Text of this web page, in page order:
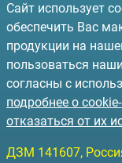
Сайт использует
обеспечить Вас
продукции на
пользоваться
согласны с
подробнее о
отказаться от их
ДЗМ 141607,